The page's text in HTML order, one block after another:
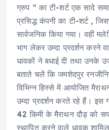
ग्रुप ” का टी-शर्ट एक सादे
प्रसिद्ध कंपनी का टी-शर्ट ,
सार्वजनिक किया गया। वहीं
भाग लेकर उम्दा प्रदर्शन करने
धावकों ने बधाई दी तथा उनके
बताते चलें कि जमशेदपुर
विभिन्न हिस्से में आयोजित
उम्दा प्रदर्शन करते रहे हैं।‌
42 किमी के मैराथन दौड़ को
स्थापित करने वाले धावक